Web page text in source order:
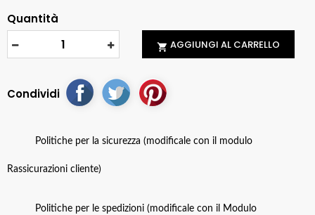
Quantità
 AGGIUNGI AL CARRELLO
Condividi
Politiche per la sicurezza (modificale con il modulo
Rassicurazioni cliente)
Politiche per le spedizioni (modificale con il Modulo